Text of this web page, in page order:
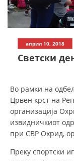
април 10, 2018
Светски
Во рамки на
Црвен крст на
организација
извидничкиот
при СВР Охрид,
Преку спортски